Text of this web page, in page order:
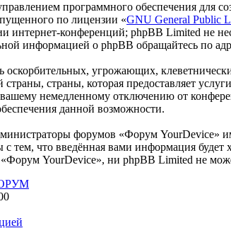
программного обеспечения для
по лицензии «GNU General Public
интернет-конференций; phpBB Limited не
информацией о phpBB обращайтесь по
оскорбительных, угрожающих,
страны, которая предоставляет
немедленному отключению от
данной возможности.
форумов «Форум YourDevice»
с тем, что введённая вами информация
YourDevice», ни phpBB Limited не